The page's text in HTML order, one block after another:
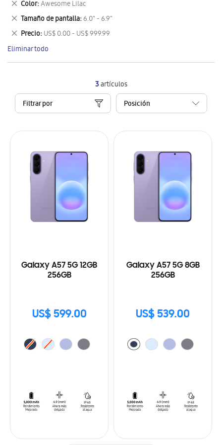
3artículos
Filtrar por
Galaxy A57 5G 12GB
256GB
US$ 599.00
Galaxy A57 5G 8GB
256GB
US$ 539.00
artículo
Color Awesome Lilac
Eliminar
este
artículo
Tamaño de pantalla 6.0" - 6.9"
Eliminar
este
artículo
Precio US$ 0.00 - US$ 999.99
Eliminar
este
artículo
Eliminar todo